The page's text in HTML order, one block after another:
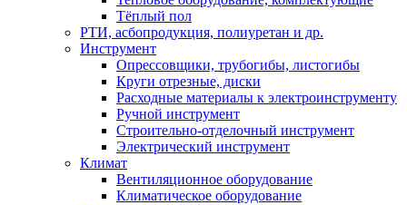
Тёплый пол
РТИ, асбопродукция, полиуретан и др.
Инструмент
Опрессовщики, трубогибы, листогибы
Круги отрезные, диски
Расходные материалы к электроинструменту
Ручной инструмент
Строительно-отделочный инструмент
Электрический инструмент
Климат
Вентиляционное оборудование
Климатическое оборудование